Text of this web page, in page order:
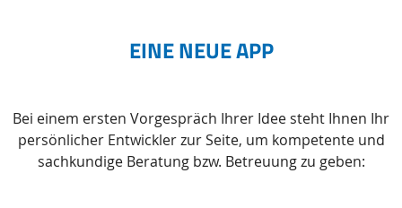
EINE NEUE APP
Bei einem ersten Vorgespräch Ihrer Idee steht Ihnen Ihr
persönlicher Entwickler zur Seite, um kompetente und
sachkundige Beratung bzw. Betreuung zu geben: